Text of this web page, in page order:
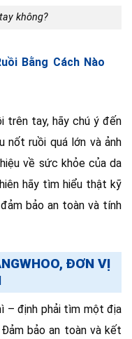
không?
Bằng Cách Nào
trên tay, hãy chú ý đến
nốt ruồi quá lớn và ảnh
về sức khỏe của da
hãy tìm hiểu thật kỹ
bảo an toàn và tính
ĐƠN VỊ
– định phải tìm một địa
bảo an toàn và kết